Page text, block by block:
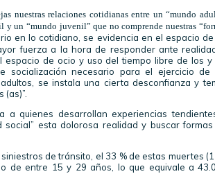
nuestras relaciones cotidianas entre un “mundo
un “mundo juvenil” que no comprende nuestras
en lo cotidiano, se evidencia en el espacio de
fuerza a la hora de responder ante
de ocio y uso del tiempo libre de los y
socialización necesario para el ejercicio de
se instala una cierta desconfianza y
a quienes desarrollan experiencias
esta dolorosa realidad y buscar
de tránsito, el 33 % de estas muertes
de entre 15 y 29 años, lo que equivale a